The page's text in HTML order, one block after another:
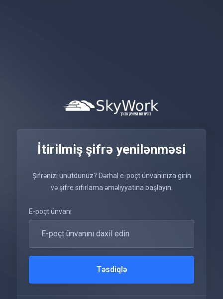
İtirilmiş şifrə yenilənməsi
Şifrənizi unutdunuz? Dərhal e-poçt ünvanınıza girin
və şifre sıfırlama əməliyyatına başlayın.
E-poçt ünvanı
Təsdiqlə